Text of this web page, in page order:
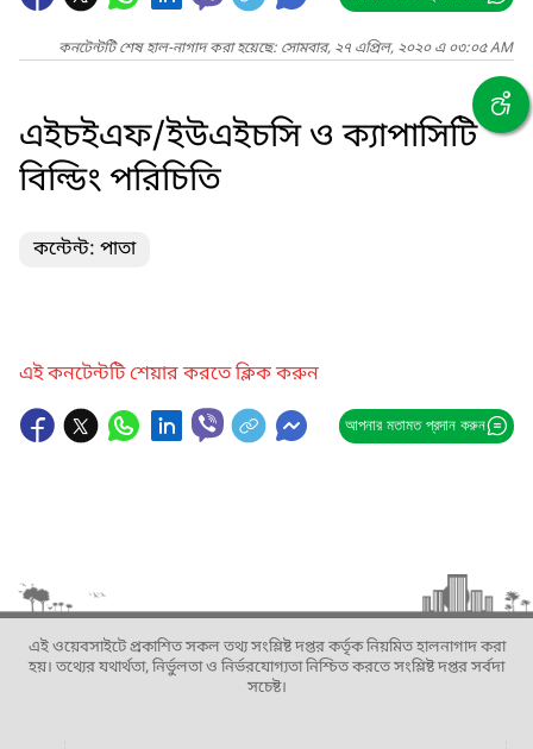
কনটেন্টটি শেষ হাল-নাগাদ করা হয়েছে: সোমবার, ২৭ এপ্রিল, ২০২০ এ ০৩:০৫ AM
এইচইএফ/ইউএইচসি ও ক্যাপাসিটি
বিল্ডিং পরিচিতি
কন্টেন্ট: পাতা
এই কনটেন্টটি শেয়ার করতে ক্লিক করুন
আপনার মতামত প্রদান করুন
এই ওয়েবসাইটে প্রকাশিত সকল তথ্য সংশ্লিষ্ট দপ্তর কর্তৃক নিয়মিত হালনাগাদ করা
হয়। তথ্যের যথার্থতা, নির্ভুলতা ও নির্ভরযোগ্যতা নিশ্চিত করতে সংশ্লিষ্ট দপ্তর সর্বদা
সচেষ্ট।